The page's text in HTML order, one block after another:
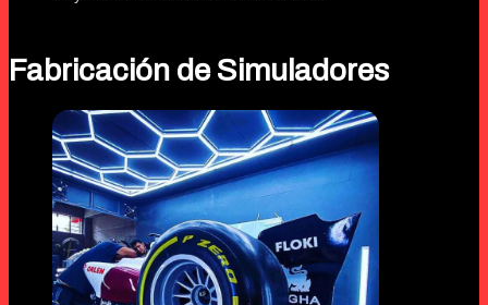
Fabricación de Simuladores